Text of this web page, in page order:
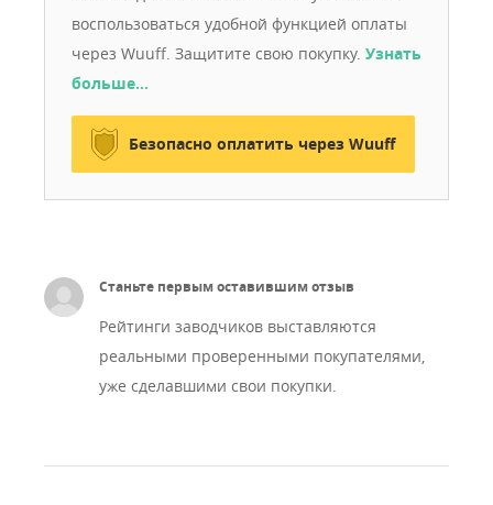
воспользоваться удобной функцией оплаты
через Wuuff. Защитите свою покупку. Узнать
больше…
Безопасно оплатить через Wuuff
Станьте первым оставившим отзыв
Рейтинги заводчиков выставляются
реальными проверенными покупателями,
уже сделавшими свои покупки.